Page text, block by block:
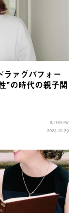
ラァグパフォー
”の時代の親子関
INTERVIEW
2024.10.29